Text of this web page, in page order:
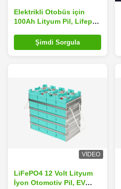
Elektrikli Otobüs için
100Ah Lityum Pil, Lifepo4
Uzun Ömürlü
Şimdi Sorgula
VIDEO
LiFePO4 12 Volt Lityum
İyon Otomotiv Pil, EV